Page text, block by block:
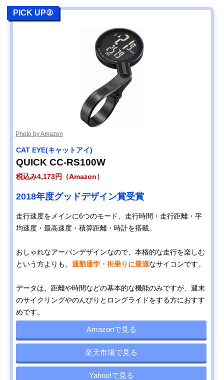
PICK UP②
Photo by Amazon
CAT EYE(キャットアイ)
QUICK CC-RS100W
税込み4,173円（Amazon）
2018年度グッドデザイン賞受賞
走行速度をメインに6つのモード、走行時間・走行距離・平
均速度・最高速度・積算距離・時計を搭載。
おしゃれなアーバンデザインなので、本格的な走行を楽しむ
という方よりも、 通勤通学・街乗りに最適なサイコンです。
データは、距離や時間などの基本的な機能のみですが、週末
のサイクリングやのんびりとロングライドをする方におすす
めです。
Amazonで見る
楽天市場で見る
Yahoo!で見る